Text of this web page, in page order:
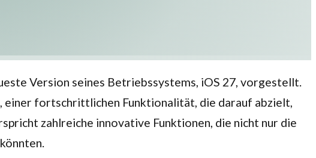
Version seines Betriebssystems, iOS 27, vorgestellt.
einer fortschrittlichen Funktionalität, die darauf abzielt,
zahlreiche innovative Funktionen, die nicht nur die